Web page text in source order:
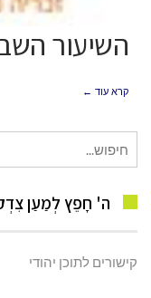
השיעור
קרא עוד ←
עבור:
ה' חָפֵץ לְמַעַן
קישורים לתוכן יהודי